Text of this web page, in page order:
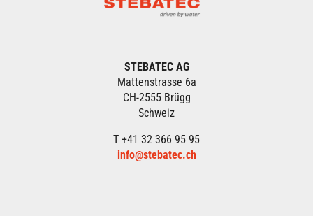
STEBATEC AG
Mattenstrasse 6a
CH-2555 Brügg
Schweiz
T +41 32 366 95 95
info@stebatec.ch